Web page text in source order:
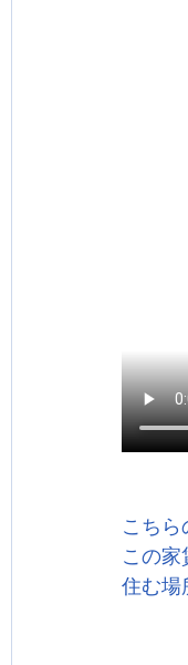
こちら
この家
住む場